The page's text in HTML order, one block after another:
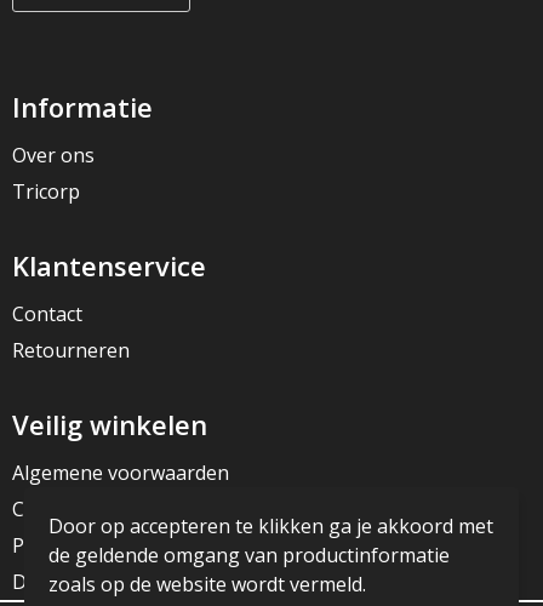
Informatie
Over ons
Tricorp
Klantenservice
Contact
Retourneren
Veilig winkelen
Algemene voorwaarden
Cookieverklaring
Privacyverklaring
Disclaimer
Door op accepteren te klikken ga je akkoord met
de geldende omgang van productinformatie
zoals op de website wordt vermeld.